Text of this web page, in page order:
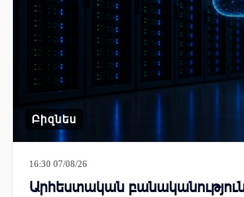
Բիզնես
16:30 07/08/26
Արհեստական